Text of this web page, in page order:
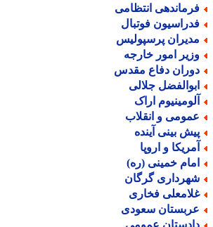
انتظامی
فوتبال
پرسپولیس
امور خارجه
دفاع مقدس
جلالی
اراک
و انقلاب
بینی آینده
و اروپا
خمینی (ره)
گرگان
فخاری
سعودی